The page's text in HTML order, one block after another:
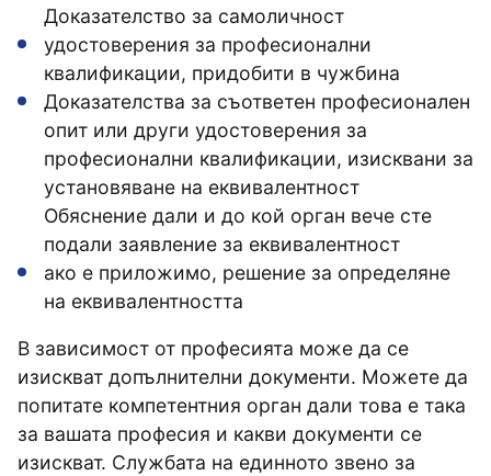
Доказателство за самоличност
удостоверения за професионални
квалификации, придобити в чужбина
Доказателства за съответен професионален
опит или други удостоверения за
професионални квалификации, изисквани за
установяване на еквивалентност
Обяснение дали и до кой орган вече сте
подали заявление за еквивалентност
ако е приложимо, решение за определяне
на еквивалентността
В зависимост от професията може да се
изискват допълнителни документи. Можете да
попитате компетентния орган дали това е така
за вашата професия и какви документи се
изискват. Службата на единното звено за